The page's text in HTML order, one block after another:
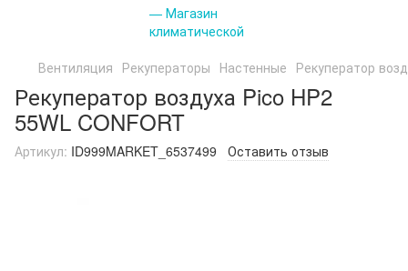
Вентиляция Рекуператоры Настенные Рекуператор
Рекуператор воздуха Pico HP2
55WL CONFORT
Артикул: ID999MARKET_6537499 Оставить отзыв